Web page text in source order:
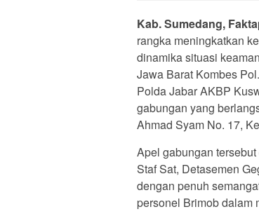
Kab. Sumedang,
rangka meningkatkan
dinamika situasi
Jawa Barat Kombes
Polda Jabar AKBP
gabungan yang
Ahmad Syam No. 17,
Apel gabungan
Staf Sat, Detasemen
dengan penuh
personel Brimob dalam